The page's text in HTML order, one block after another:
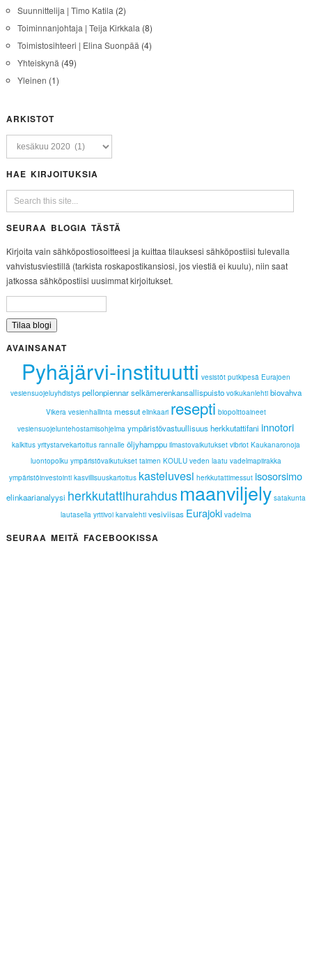
Suunnittelija | Timo Katila (2)
Toiminnanjohtaja | Teija Kirkkala (8)
Toimistosihteeri | Elina Suonpää (4)
Yhteiskynä (49)
Yleinen (1)
ARKISTOT
HAE KIRJOITUKSIA
SEURAA BLOGIA TÄSTÄ
Kirjoita vain sähköpostiosoitteesi ja kuittaa tilauksesi sähköpostiisi tulevalla
vahvistusviestillä (tarkista roskapostikansiosi, jos viestiä ei kuulu), niin saat
jatkossa sähköpostiisi uusimmat kirjoitukset.
AVAINSANAT
Pyhäjärvi-instituutti vesistöt putkipesä Eurajoen
vesiensuojeluyhdistys pellonpiennarselkämerenkansallispuisto voikukanlehti biovahva
Vikera vesienhallinta messut elinkaari resepti biopolttoaineet
vesiensuojeluntehostamisohjelma ympäristövastuullisuus herkkutattifani innotori
kalkitus yritystarvekartoitus rannalle öljyhamppu ilmastovaikutukset vibriot Kaukanaronoja
luontopolku ympäristövaikutukset taimen KOULU veden laatu vadelmapiirakka
ympäristöinvestointi kasvillisuuskartoitus kasteluvesi herkkutattimessut isosorsimo
elinkaarianalyysi herkkutattihurahdus maanviljely satakunta
lautasella yrttivoi karvalehti vesiviisas Eurajoki vadelma
SEURAA MEITÄ FACEBOOKISSA